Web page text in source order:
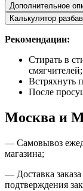
Дополнительное
Калькулятор
Рекомендации:
Стирать в
смягчителей;
Встряхнуть
После
Москва и
— Самовывоз
магазина;
— Доставка заказа
подтверждения